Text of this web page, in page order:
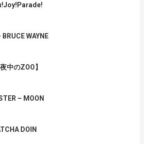
BRUCE WAYNE
中のZOO】
– MOON
DOIN